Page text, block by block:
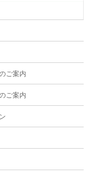
ご案内
ご案内